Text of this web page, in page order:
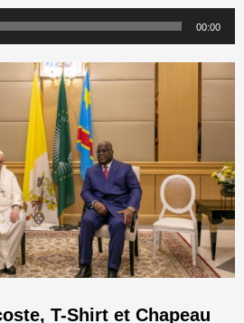
00:00
T-Shirt et Chapeau